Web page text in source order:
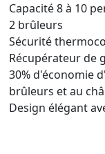
Capacité 8 à 10
2 brûleurs
Sécurité
Récupérateur de
30% d'économie
brûleurs et au
Design élégant